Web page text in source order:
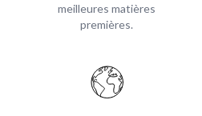
meilleures matières
premières.